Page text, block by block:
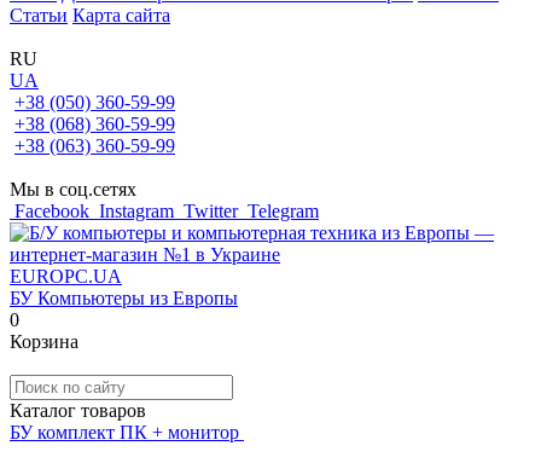
Статьи Карта сайта
RU
UA
+38 (050) 360-59-99
+38 (068) 360-59-99
+38 (063) 360-59-99
Мы в соц.сетях
Facebook Instagram Twitter Telegram
EUROPC.UA
БУ Компьютеры из Европы
0
Корзина
Каталог товаров
БУ комплект ПК + монитор